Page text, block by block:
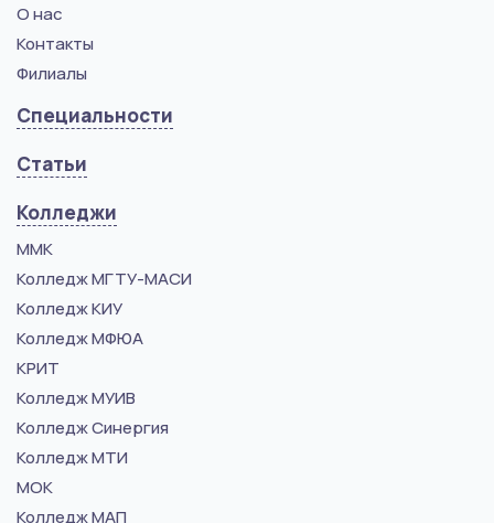
О нас
Контакты
Филиалы
Специальности
Статьи
Колледжи
ММК
Колледж МГТУ-МАСИ
Колледж КИУ
Колледж МФЮА
КРИТ
Колледж МУИВ
Колледж Синергия
Колледж МТИ
МОК
Колледж МАП